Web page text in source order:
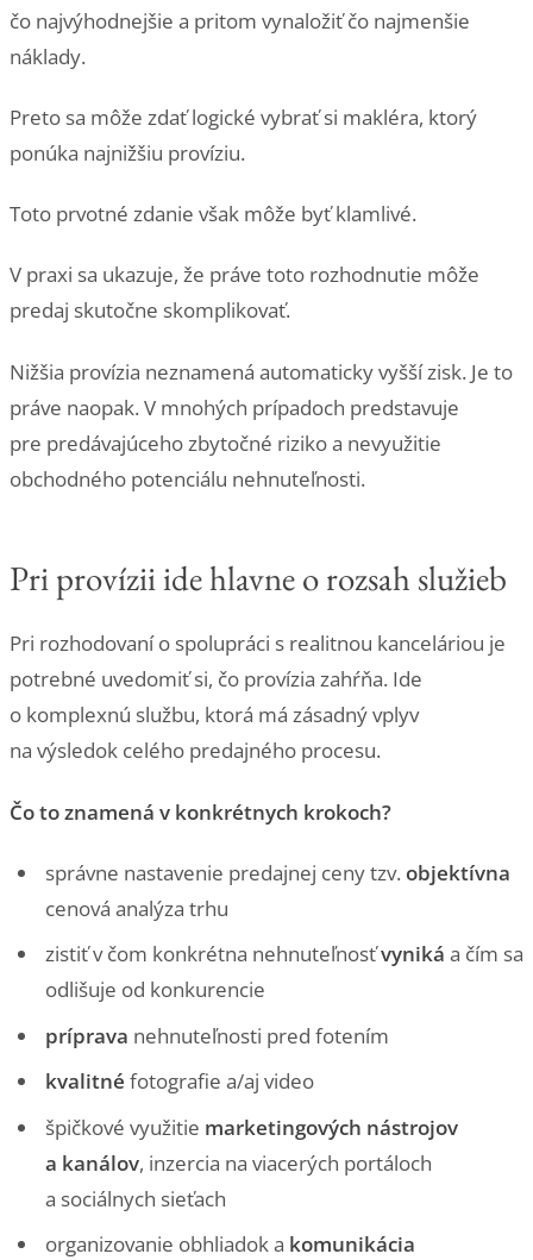
čo najvýhodnejšie a pritom vynaložiť čo najmenšie
náklady.
Preto sa môže zdať logické vybrať si makléra, ktorý
ponúka najnižšiu províziu.
Toto prvotné zdanie však môže byť klamlivé.
V praxi sa ukazuje, že práve toto rozhodnutie môže
predaj skutočne skomplikovať.
Nižšia provízia neznamená automaticky vyšší zisk. Je to
práve naopak. V mnohých prípadoch predstavuje
pre predávajúceho zbytočné riziko a nevyužitie
obchodného potenciálu nehnuteľnosti.
Pri provízii ide hlavne o rozsah služieb
Pri rozhodovaní o spolupráci s realitnou kanceláriou je
potrebné uvedomiť si, čo provízia zahŕňa. Ide
o komplexnú službu, ktorá má zásadný vplyv
na výsledok celého predajného procesu.
Čo to znamená v konkrétnych krokoch?
správne nastavenie predajnej ceny tzv. objektívna
cenová analýza trhu
zistiť v čom konkrétna nehnuteľnosťvyniká a čím sa
odlišuje od konkurencie
príprava nehnuteľnosti pred fotením
kvalitné fotografie a/aj video
špičkové využitie marketingových nástrojov
a kanálov, inzercia na viacerých portáloch
a sociálnych sieťach
organizovanie obhliadok a komunikácia